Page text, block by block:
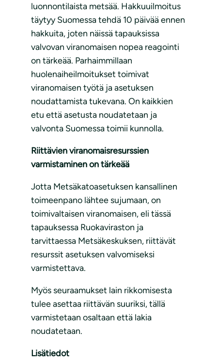
luonnontilaista metsää. Hakkuuilmoitus
täytyy Suomessa tehdä 10 päivää ennen
hakkuita, joten näissä tapauksissa
valvovan viranomaisen nopea reagointi
on tärkeää. Parhaimmillaan
huolenaiheilmoitukset toimivat
viranomaisen työtä ja asetuksen
noudattamista tukevana. On kaikkien
etu että asetusta noudatetaan ja
valvonta Suomessa toimii kunnolla.
Riittävien viranomaisresurssien
varmistaminen on tärkeää
Jotta Metsäkatoasetuksen kansallinen
toimeenpano lähtee sujumaan, on
toimivaltaisen viranomaisen, eli tässä
tapauksessa Ruokaviraston ja
tarvittaessa Metsäkeskuksen, riittävät
resurssit asetuksen valvomiseksi
varmistettava.
Myös seuraamukset lain rikkomisesta
tulee asettaa riittävän suuriksi, tällä
varmistetaan osaltaan että lakia
noudatetaan.
Lisätiedot